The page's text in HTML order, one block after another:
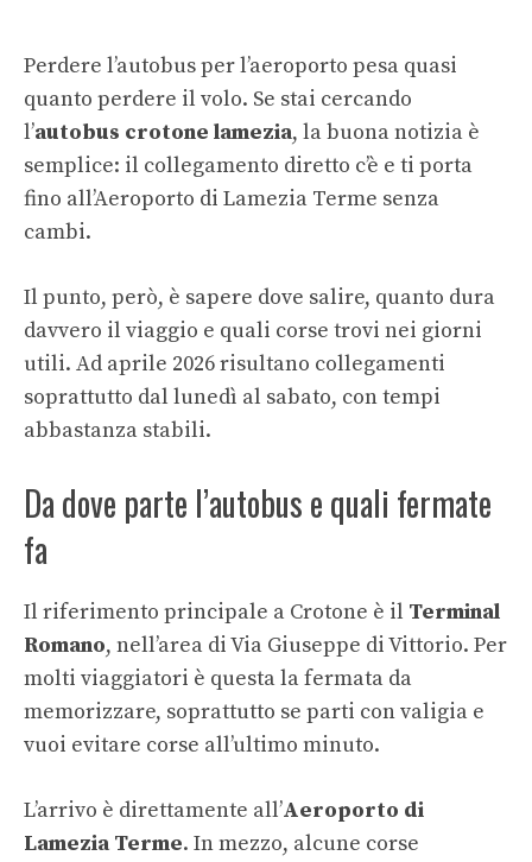
Perdere l’autobus per l’aeroporto pesa quasi
quanto perdere il volo. Se stai cercando
l’autobus crotone lamezia, la buona notizia è
semplice: il collegamento diretto c’è e ti porta
fino all’Aeroporto di Lamezia Terme senza
cambi.
Il punto, però, è sapere dove salire, quanto dura
davvero il viaggio e quali corse trovi nei giorni
utili. Ad aprile 2026 risultano collegamenti
soprattutto dal lunedì al sabato, con tempi
abbastanza stabili.
Da dove parte l’autobus e quali fermate
fa
Il riferimento principale a Crotone è il Terminal
Romano, nell’area di Via Giuseppe di Vittorio. Per
molti viaggiatori è questa la fermata da
memorizzare, soprattutto se parti con valigia e
vuoi evitare corse all’ultimo minuto.
L’arrivo è direttamente all’Aeroporto di
Lamezia Terme. In mezzo, alcune corse